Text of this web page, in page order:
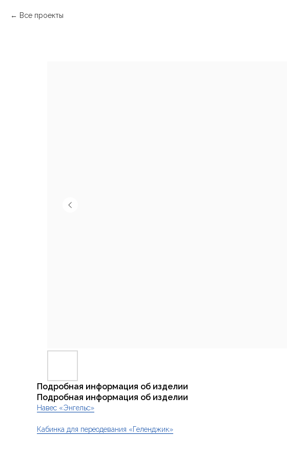
Все проекты
Подробная информация об изделии
Подробная информация об изделии
Навес «Энгельс»
Кабинка для переодевания «Геленджик»